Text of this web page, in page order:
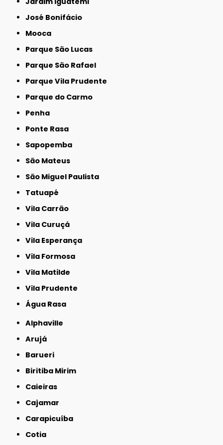
José Bonifácio
Mooca
Parque São Lucas
Parque São Rafael
Parque Vila Prudente
Parque do Carmo
Penha
Ponte Rasa
Sapopemba
São Mateus
São Miguel Paulista
Tatuapé
Vila Carrão
Vila Curuçá
Vila Esperança
Vila Formosa
Vila Matilde
Vila Prudente
Água Rasa
Alphaville
Arujá
Barueri
Biritiba Mirim
Caieiras
Cajamar
Carapicuíba
Cotia